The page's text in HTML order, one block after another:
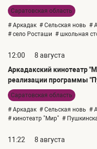
Саратовская область
# Аркадак # Сельская новь #
# село Росташи # школьная
12:00
8 августа
Аркадакский кинотеатр
реализации программы
Саратовская область
# Аркадак # Сельская новь #
# кинотеатр "Мир" #
11:22
8 августа